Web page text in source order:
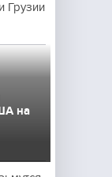
Грузии
на